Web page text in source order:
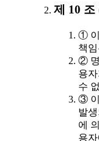
제 10 조
① 이
책
② 명
용
수
③ 이
발
에
용